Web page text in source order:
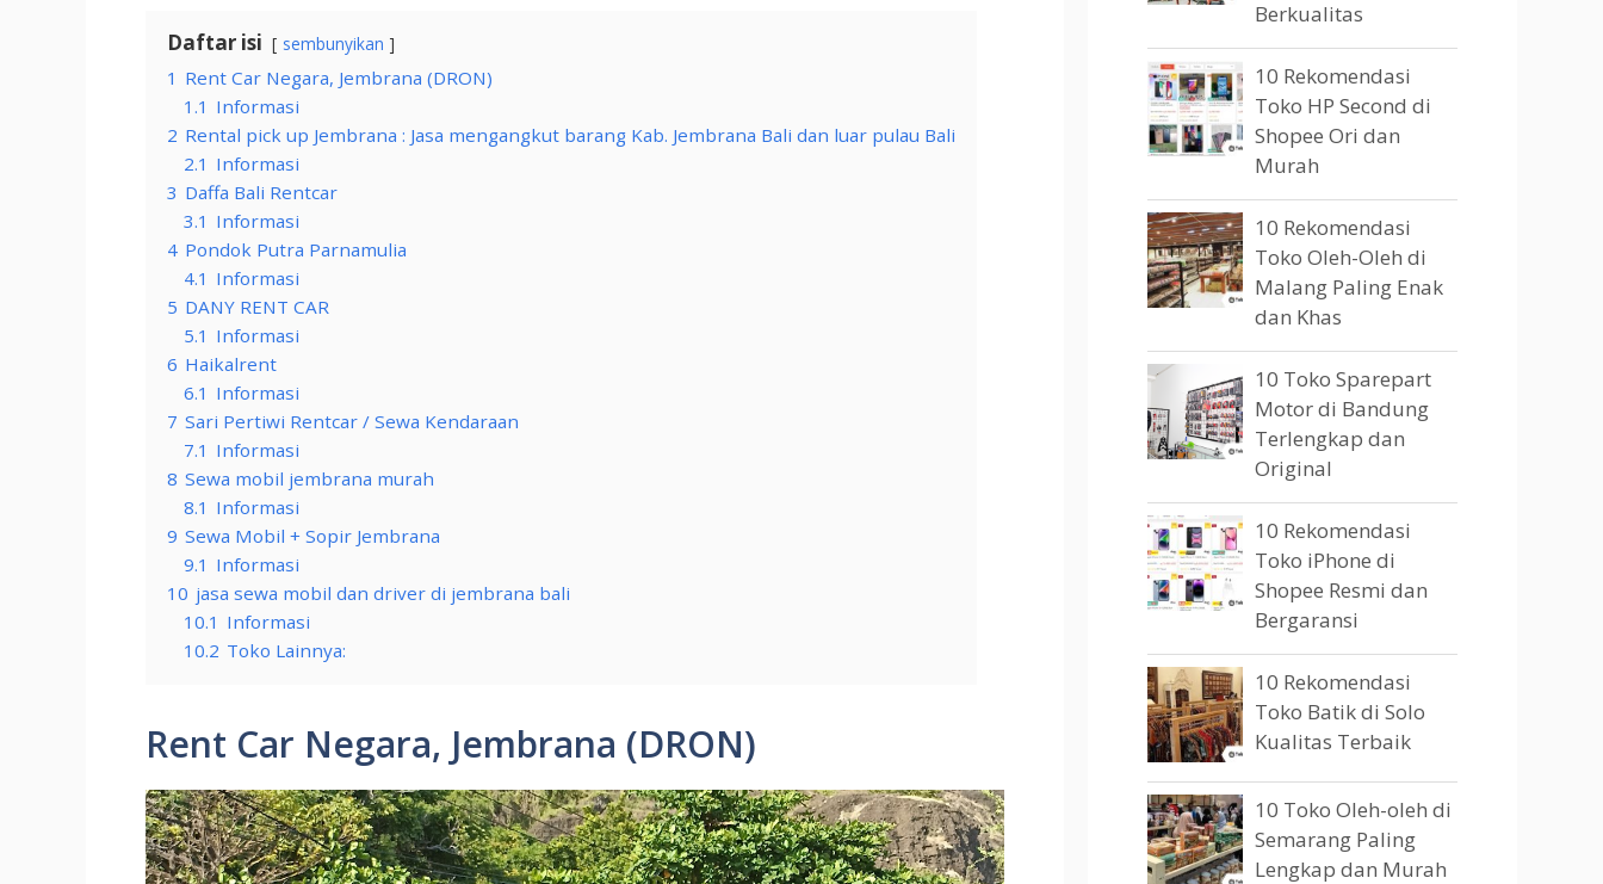
Daftar isi sembunyikan
1 Rent Car Negara, Jembrana (DRON)
1.1 Informasi
2 Rental pick up Jembrana : Jasa mengangkut barang Kab. Jembrana Bali dan luar pulau Bali
2.1 Informasi
3 Daffa Bali Rentcar
3.1 Informasi
4 Pondok Putra Parnamulia
4.1 Informasi
5 DANY RENT CAR
5.1 Informasi
6 Haikalrent
6.1 Informasi
7 Sari Pertiwi Rentcar / Sewa Kendaraan
7.1 Informasi
8 Sewa mobil jembrana murah
8.1 Informasi
9 Sewa Mobil + Sopir Jembrana
9.1 Informasi
10 jasa sewa mobil dan driver di jembrana bali
10.1 Informasi
10.2 Toko Lainnya:
Rent Car Negara, Jembrana (DRON)
Berkualitas
10 Rekomendasi
Toko HP Second di
Shopee Ori dan
Murah
10 Rekomendasi
Toko Oleh-Oleh di
Malang Paling Enak
dan Khas
10 Toko Sparepart
Motor di Bandung
Terlengkap dan
Original
10 Rekomendasi
Toko iPhone di
Shopee Resmi dan
Bergaransi
10 Rekomendasi
Toko Batik di Solo
Kualitas Terbaik
10 Toko Oleh-oleh di
Semarang Paling
Lengkap dan Murah